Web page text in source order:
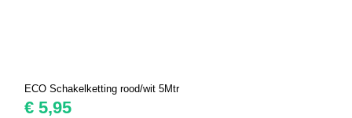
ECO Schakelketting rood/wit 5Mtr
€ 5,95